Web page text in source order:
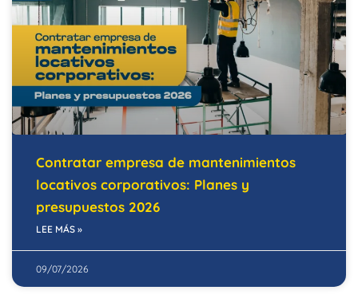
Contratar empresa de mantenimientos
locativos corporativos: Planes y
presupuestos 2026
LEE MÁS »
09/07/2026